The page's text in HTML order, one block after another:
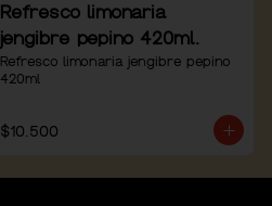
Refresco limonaria
jengibre pepino 420ml.
Refresco limonaria jengibre pepino
420ml
$10.500